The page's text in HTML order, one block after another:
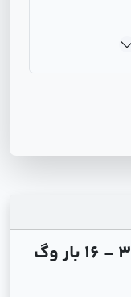
شیر یکطرفه سوپاپی سایز 32 - 16 بار وگ